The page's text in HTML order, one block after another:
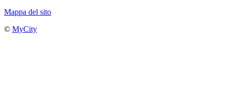
Mappa del sito
© MyCity